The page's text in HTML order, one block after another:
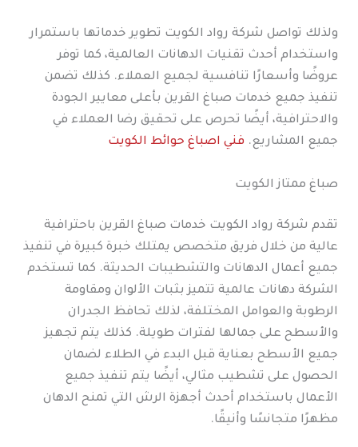
ولذلك تواصل شركة رواد الكويت تطوير خدماتها باستمرار
واستخدام أحدث تقنيات الدهانات العالمية، كما توفر
عروضًا وأسعارًا تنافسية لجميع العملاء. كذلك تضمن
تنفيذ جميع خدمات صباغ القرين بأعلى معايير الجودة
والاحترافية، أيضًا تحرص على تحقيق رضا العملاء في
جميع المشاريع. فني اصباغ حوائط الكويت
صباغ ممتاز الكويت
تقدم شركة رواد الكويت خدمات صباغ القرين باحترافية
عالية من خلال فريق متخصص يمتلك خبرة كبيرة في تنفيذ
جميع أعمال الدهانات والتشطيبات الحديثة. كما تستخدم
الشركة دهانات عالمية تتميز بثبات الألوان ومقاومة
الرطوبة والعوامل المختلفة، لذلك تحافظ الجدران
والأسطح على جمالها لفترات طويلة. كذلك يتم تجهيز
جميع الأسطح بعناية قبل البدء في الطلاء لضمان
الحصول على تشطيب مثالي، أيضًا يتم تنفيذ جميع
الأعمال باستخدام أحدث أجهزة الرش التي تمنح الدهان
مظهرًا متجانسًا وأنيقًا.